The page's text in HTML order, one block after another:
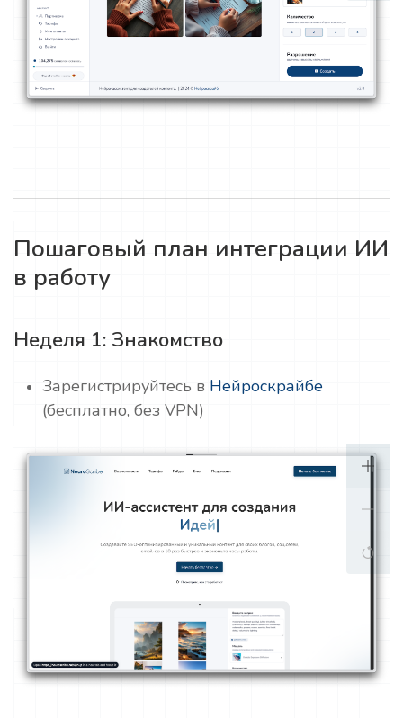
Пошаговый план интеграции ИИ
в работу
Неделя 1: Знакомство
Зарегистрируйтесь в Нейроскрайбе
(бесплатно, без VPN)